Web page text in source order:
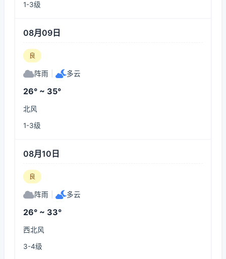
1-3级
08月09日
良
阵雨 多云
26° ~ 35°
北风
1-3级
08月10日
良
阵雨 多云
26° ~ 33°
西北风
3-4级